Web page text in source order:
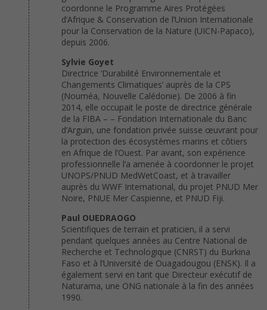
coordonne le Programme Aires Protégées
d’Afrique & Conservation de l’Union Internationale
pour la Conservation de la Nature (UICN-Papaco),
depuis 2006.
Sylvie Goyet
Directrice ‘Durabilité Environnementale et
Changements Climatiques’ auprès de la CPS
(Nouméa, Nouvelle Calédonie). De 2006 à fin
2014, elle occupait le poste de directrice générale
de la FIBA – – Fondation Internationale du Banc
d’Arguin, une fondation privée suisse œuvrant pour
la protection des écosystèmes marins et côtiers
en Afrique de l’Ouest. Par avant, son expérience
professionnelle l’a amenée à coordonner le projet
UNOPS/PNUD MedWetCoast, et à travailler
auprès du WWF International, du projet PNUD Mer
Noire, PNUE Mer Caspienne, et PNUD Fiji.
Paul OUEDRAOGO
Scientifiques de terrain et praticien, il a servi
pendant quelques années au Centre National de
Recherche et Technologique (CNRST) du Burkina
Faso et à l’Université de Ouagadougou (ENSK). Il a
également servi en tant que Directeur exécutif de
Naturama, une ONG nationale à la fin des années
1990.